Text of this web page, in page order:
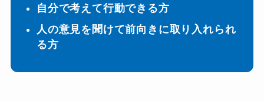
自分で考えて行動できる方
人の意見を聞けて前向きに取り入れられ
る方